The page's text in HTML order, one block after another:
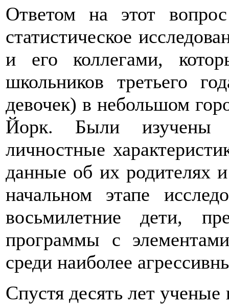
Ответом на этот
статистическое
и его коллегами,
школьников третьего
девочек) в небольшом
Йорк. Были изучены
личностные
данные об их родителях
начальном этапе
восьмилетние дети,
программы с
среди наиболее
Спустя десять лет ученые